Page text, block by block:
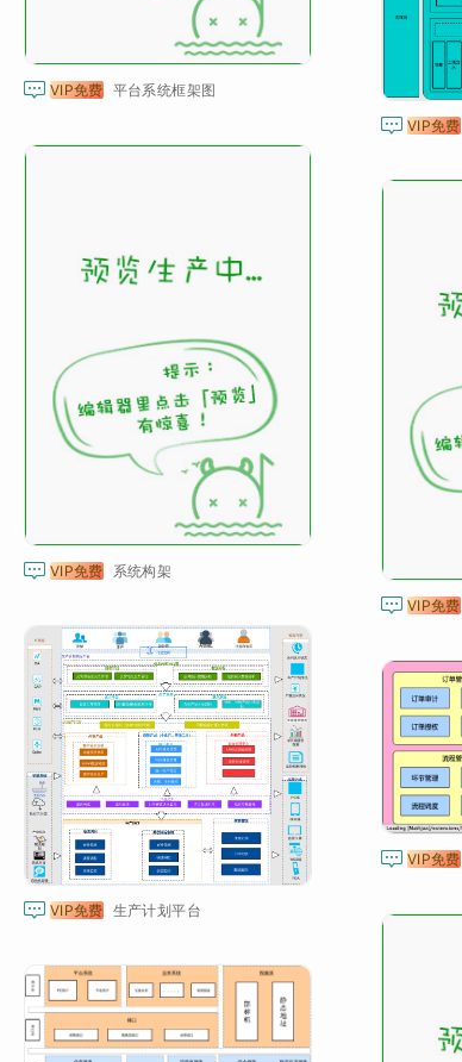
 VIP免费 平台系统框架图
 VIP免费
 VIP免费 系统构架
 VIP免费
 VIP免费 生产计划平台
 VIP免费